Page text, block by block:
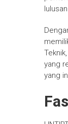
yang
yang